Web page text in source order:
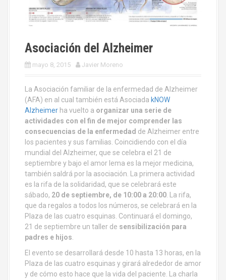
Asociación del Alzheimer
mayo 8, 2015 Javier Moreno
La Asociación familiar de la enfermedad de Alzheimer
(AFA) en al cual también está Asociada kNOW
Alzheimer ha vuelto a organizar una serie de
actividades con el fin de mejor comprender las
consecuencias de la enfermedad de Alzheimer entre
los pacientes y sus familias. Coincidiendo con el día
mundial del Alzheimer, que se celebra el 21 de
septiembre y bajo el amor lema es la mejor medicina,
también saldrá por la asociación. La primera actividad
es la rifa de la solidaridad, que se celebrará este
sábado, 20 de septiembre, de 10:00 a 20:00. La rifa,
que da regalos a todos los números, se celebrará en la
Plaza de las cuatro esquinas. Continuará el domingo,
21 de septiembre un taller de sensibilización para
padres e hijos.
El evento se desarrollará desde 10 hasta 13 horas, en la
Plaza de las cuatro esquinas y girará alrededor de amor
y de cómo esto hace que la vida del paciente. La charla